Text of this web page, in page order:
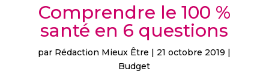
Comprendre le 100 %
santé en 6 questions
par Rédaction Mieux Être | 21 octobre 2019 |
Budget